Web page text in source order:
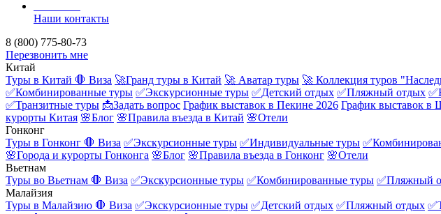
Наши контакты
8 (800) 775-80-73
Перезвонить мне
Китай
Туры в Китай 🛑 Виза 🚀Гранд туры в Китай 🚀 Аватар туры 🚀 Коллекция туров
✅Комбинированные туры ✅Экскурсионные туры ✅Детский отдых ✅Пляжный отдых
✅Транзитные туры 📩Задать вопрос График выставок в Пекине 2026 График выставок в
курорты Китая 🌸Блог 🌸Правила въезда в Китай 🌸Отели
Гонконг
Туры в Гонконг 🛑 Виза ✅Экскурсионные туры ✅Индивидуальные туры
🌸Города и курорты Гонконга 🌸Блог 🌸Правила въезда в Гонконг 🌸Отели
Вьетнам
Туры во Вьетнам 🛑 Виза ✅Экскурсионные туры ✅Комбинированные туры ✅Пляжный
Малайзия
Туры в Малайзию 🛑 Виза ✅Экскурсионные туры ✅Детский отдых ✅Пляжный отдых